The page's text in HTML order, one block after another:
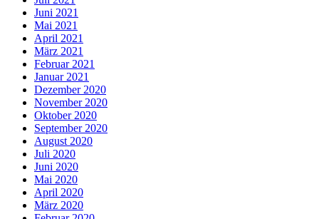
Juni 2021
Mai 2021
April 2021
März 2021
Februar 2021
Januar 2021
Dezember 2020
November 2020
Oktober 2020
September 2020
August 2020
Juli 2020
Juni 2020
Mai 2020
April 2020
März 2020